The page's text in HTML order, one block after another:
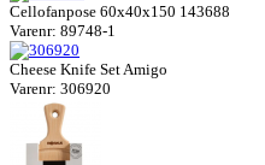
Cellofanpose 60x40x150 143688
Varenr: 89748-1
Cheese Knife Set Amigo
Varenr: 306920